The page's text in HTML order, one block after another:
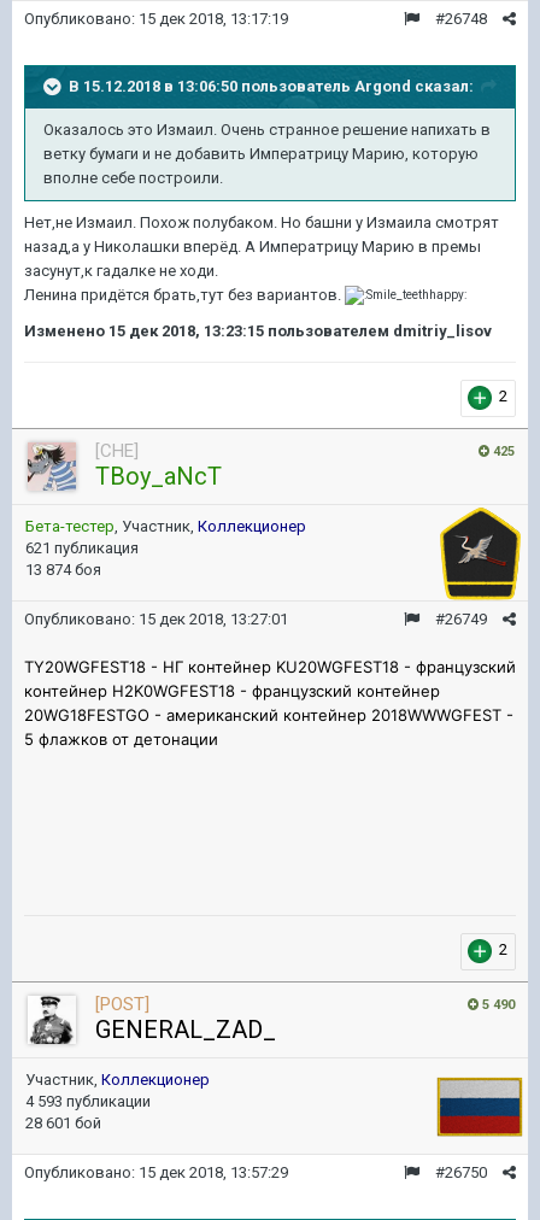
#26748
Опубликовано: 15 дек 2018, 13:17:19
В 15.12.2018 в 13:06:50 пользователь Argond сказал:
Оказалось это Измаил. Очень странное решение напихать в
ветку бумаги и не добавить Императрицу Марию, которую
вполне себе построили.
Нет,не Измаил. Похож полубаком. Но башни у Измаила смотрят
назад,а у Николашки вперёд. А Императрицу Марию в премы
засунут,к гадалке не ходи.
Ленина придётся брать,тут без вариантов.
Изменено 15 дек 2018, 13:23:15 пользователем dmitriy_lisov
2
425
[CHE]
TBoy_aNcT
Бета-тестер , Участник, Коллекционер
621 публикация
13 874 боя
#26749
Опубликовано: 15 дек 2018, 13:27:01
TY20WGFEST18 - НГ контейнер KU20WGFEST18 - французский
контейнер H2K0WGFEST18 - французский контейнер
20WG18FESTGO - американский контейнер 2018WWWGFEST -
5 флажков от детонации
2
5 490
[POST]
GENERAL_ZAD_
Участник, Коллекционер
4 593 публикации
28 601 бой
#26750
Опубликовано: 15 дек 2018, 13:57:29